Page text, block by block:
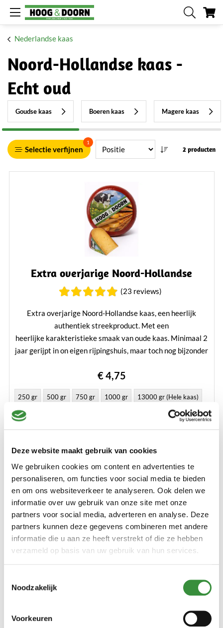
Deze website maakt gebruik van cookies
We gebruiken cookies om content en advertenties te
personaliseren, om functies voor social media te bieden
en om ons websiteverkeer te analyseren. Ook delen we
informatie over uw gebruik van onze site met onze
partners voor social media, adverteren en analyse. Deze
partners kunnen deze gegevens combineren met andere
informatie die u aan ze heeft verstrekt of die ze hebben
verzameld op basis van uw gebruik van hun services.
Noodzakelijk
Voorkeuren
Nederlandse kaas
Noord-Hollandse kaas -
Echt oud
Goudse kaas Boeren kaas Magere kaas
Selectie verfijnen
1
2 producten
Extra overjarige Noord-Hollandse
(23 reviews)
Extra overjarige Noord-Hollandse kaas, een heerlijk
authentiek streekproduct. Met een
heerlijke karakteristieke smaak van oude kaas. Minimaal 2
jaar gerijpt in on eigen rijpingshuis, maar toch nog bijzonder
Lees verder
€ 4,75
250 gr 500 gr 750 gr 1000 gr 13000 gr (Hele kaas)
Bestellen
voor kaasliefhebbers, met een selectie van heerlijke kazen
uit de regio. Een perfect cadeau voor kaasliefhebbers en